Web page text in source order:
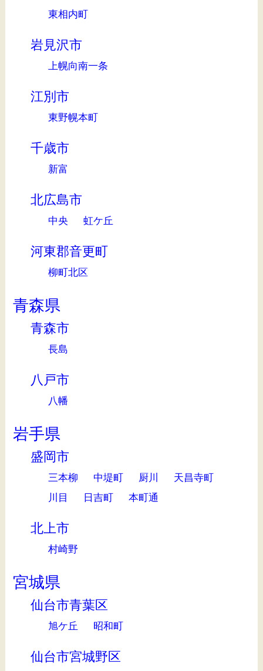
東相内町
岩見沢市
上幌向南一条
江別市
東野幌本町
千歳市
新富
北広島市
中央 虹ケ丘
河東郡音更町
柳町北区
青森県
青森市
長島
八戸市
八幡
岩手県
盛岡市
三本柳 中堤町 厨川
天昌寺町
川目
日吉町 本町通
北上市
村崎野
宮城県
仙台市青葉区
旭ケ丘 昭和町
仙台市宮城野区